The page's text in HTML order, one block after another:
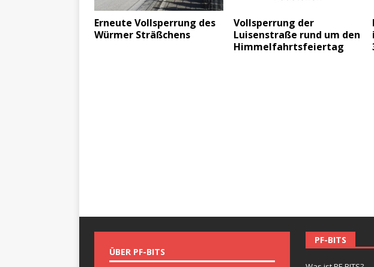
Erneute Vollsperrung des
Würmer Sträßchens
Vollsperrung der
Luisenstraße rund um den
Himmelfahrtsfeiertag
ÜBER PF-BITS
PF-BITS